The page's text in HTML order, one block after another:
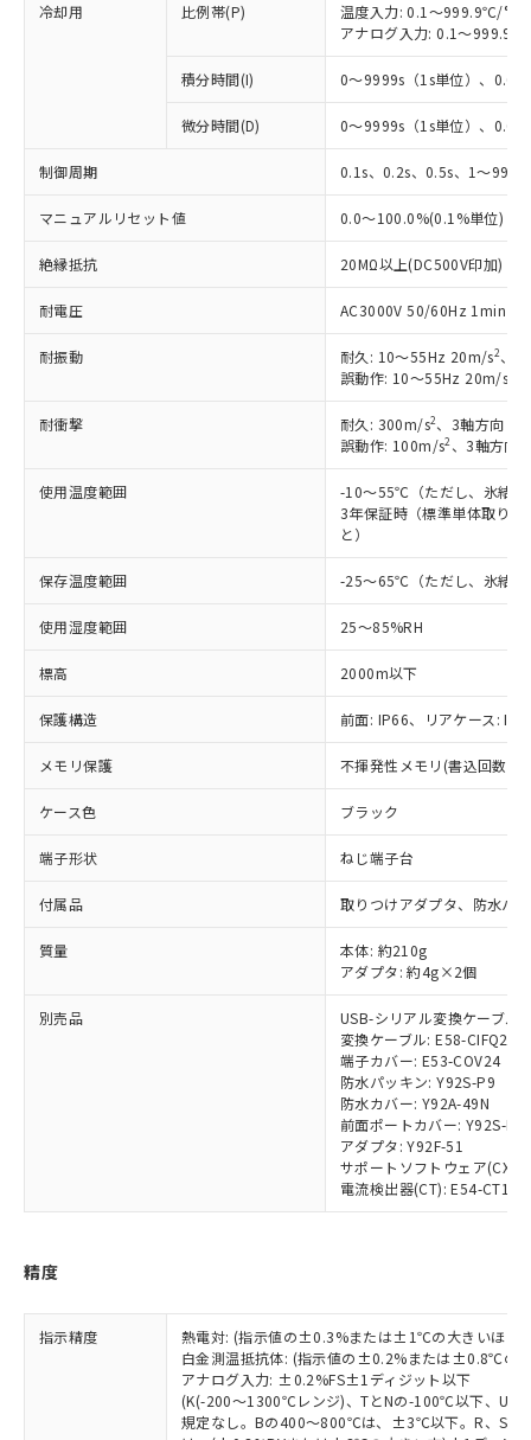
冷却用 比例帯(P)
温度入力: 0.1～999.9℃/°F
アナログ入力: 0.1～
積分時間(I) 0～9999s（1s単位）、0.0
微分時間(D) 0～9999s（1s単位）、0.0
制御周期 0.1s、0.2s、0.5s、1～99s
マニュアルリセット値 0.0～100.0%(0.1%単位)
絶縁抵抗 20MΩ以上(DC500V印加)
耐電圧 AC3000V 50/60Hz 1min (
耐振動 耐久: 10～55Hz 20m/s2、3
誤動作: 10～55Hz 20m/s
耐衝撃 耐久: 300m/s2、3軸方向 各
誤動作: 100m/s2 、3軸方向
使用温度範囲
-10～55℃（ただし、氷結、
3年保証時（標準単体取り
と）
保存温度範囲 -25～65℃（ただし、氷結、
使用湿度範囲 25～85%RH
標高 2000m以下
保護構造 前面: IP66、リアケース:
メモリ保護 不揮発性メモリ(書込回数:
ケース色 ブラック
端子形状 ねじ端子台
付属品 取りつけアダプタ、防水パ
質量
本体: 約210g
アダプタ: 約4g×2個
別売品
USB-シリアル変換ケーブル:
変換ケーブル: E58-CIFQ2-E
端子カバー: E53-COV24
防水パッキン: Y92S-P9
防水カバー: Y92A-49N
前面ポートカバー: Y92S-P7
アダプタ: Y92F-51
サポートソフトウェア(CX-
電流検出器(CT): E54-CT1/
精度
指示精度
熱電対: (指示値の±0.3%または±1℃の大きいほう
白金測温抵抗体: (指示値の±0.2%または±0.8℃の
アナログ入力: ±0.2%FS±1ディジット以下
(K(-200～1300℃レンジ)、TとNの-100℃以下、U
規定なし。Bの400～800℃は、±3℃以下。R、S
以下の条件をお読みいただき、同意のうえ
本サービスは、当社制御機器事業取扱
商品の当社在庫状況および標準価格
(税抜)を提供させていただくもので
す。
在庫状況および標準価格照会結果は、
記載している更新日時点での社内デー
タに基づき作成されるものであり、閲
覧された時点での実際の在庫および標
準価格とは異なる場合があることをご
※1 対応状況
対応済み：EU RoHS指令（10物質）の
非含有に対応した製品が提供可能な商品で
対応予定：EU RoHS指令（10物質）の非含
有に対応した製品に切り替える予定のある
対応予定なし：EU RoHS指令（10物質）の
非含有に非対応の商品で、対応品を出す予
調査・確認中：EU RoHS指令（10物質）の
非含有の対応状況を調査中または確認中の
非該当品：ライセンス料など無形物で、有
*EU RoHS指令（10物質）：
鉛(Pb) 1000ppm以下、 水銀(Hg) 1000ppm以下、 カド
ミウム(Cd) 100ppm以下、
六価クロム(Cr(Ⅵ)) 1000ppm以下、ポリ臭化ビフェニル
類(PBB) 1000ppm以下、ポリ臭化ジフェニルエーテル類
「○」：最大均質材料含有率が中国RoHSの
*中国RoHS10物質の基準値 (GB/T26572)：
Pb(鉛) :1000ppm、 Hg(水銀) : 1000ppm、 Cd(カドミウ
ム) : 100ppm、
Cr(Ⅵ)(六価クロム) : 1000ppm、 PBBs(ポリ臭化ビフェ
（以下｢規制貨物等」という）を輸出
または国外への提供する場合は、日本
国政府の輸出許可(または役務取引許
可)を取得するなどの必要な手続きを
とります。
説明